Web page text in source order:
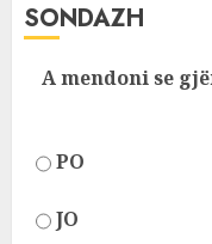
SONDAZH
A mendoni se
PO
JO